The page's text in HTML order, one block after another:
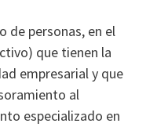
de personas, en el
que tienen la
empresarial y que
al
especializado en